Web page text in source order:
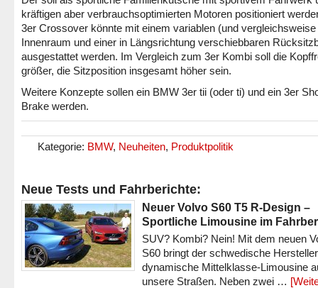
kräftigen aber verbrauchsoptimierten Motoren positioniert
3er Crossover könnte mit einem variablen (und
Innenraum und einer in Längsrichtung verschiebbaren
ausgestattet werden. Im Vergleich zum 3er Kombi soll die
größer, die Sitzposition insgesamt höher sein.
Weitere Konzepte sollen ein BMW 3er tii (oder ti) und ein 3er
Brake werden.
Kategorie: BMW, Neuheiten, Produktpolitik
Neue Tests und Fahrberichte:
Neuer Volvo S60 T5 R-Design –
Sportliche Limousine im
SUV? Kombi? Nein! Mit dem neuen
S60 bringt der schwedische
dynamische Mittelklasse-Limousine
unsere Straßen. Neben zwei …